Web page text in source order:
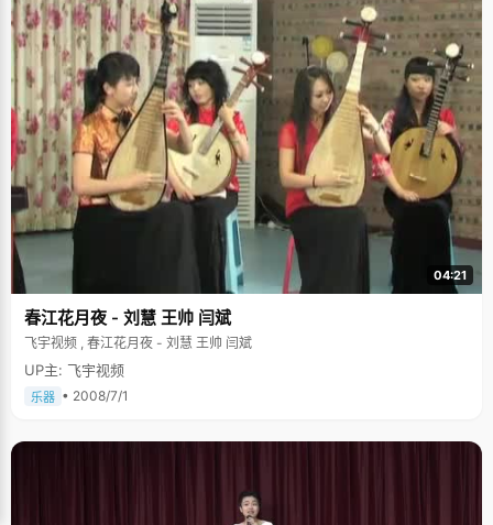
04:21
春江花月夜 - 刘慧 王帅 闫斌
飞宇视频 , 春江花月夜 - 刘慧 王帅 闫斌
UP主: 飞宇视频
乐器 • 2008/7/1